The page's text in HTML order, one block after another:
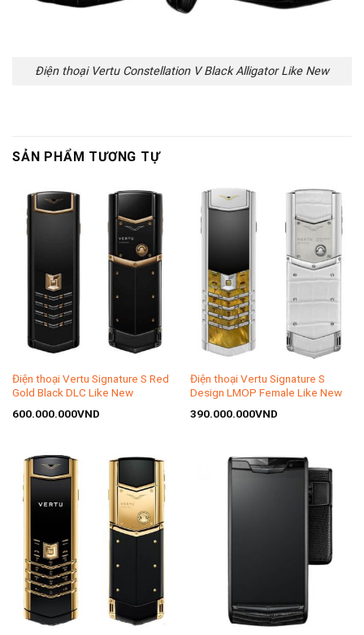
Điện thoại Vertu Constellation V Black Alligator Like New
SẢN PHẨM TƯƠNG TỰ
Điện thoại Vertu Signature S Red
Gold Black DLC Like New
600.000.000VND
Điện thoại Vertu Signature S
Design LMOP Female Like New
390.000.000VND